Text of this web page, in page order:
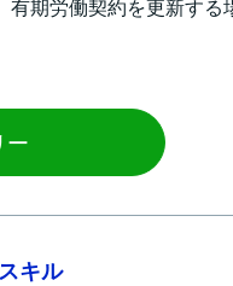
有期労働契約を更新す
ー
キル